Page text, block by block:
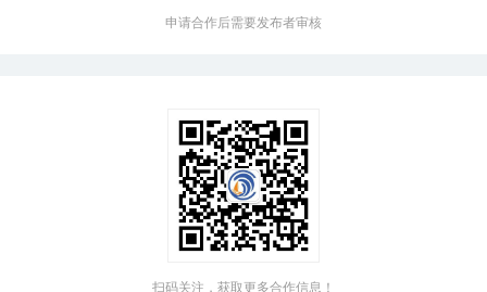
申请合作后需要发布者审核
扫码关注，获取更多合作信息！